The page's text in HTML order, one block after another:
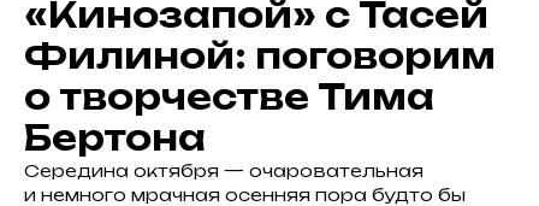
«Кинозапой» с Тасей
Филиной: поговорим
о творчестве Тима
Бертона
Середина октября — очаровательная
и немного мрачная осенняя пора будто бы